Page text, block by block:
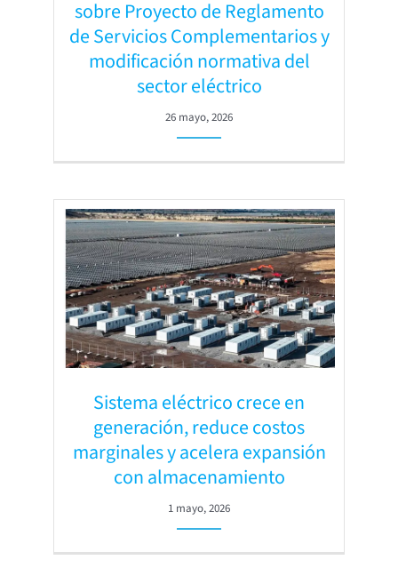
sobre Proyecto de Reglamento
de Servicios Complementarios y
modificación normativa del
sector eléctrico
26 mayo, 2026
Sistema eléctrico crece en
generación, reduce costos
marginales y acelera expansión
con almacenamiento
1 mayo, 2026